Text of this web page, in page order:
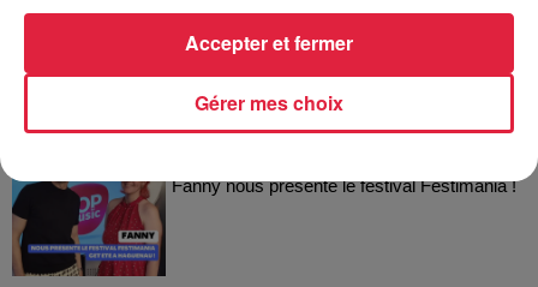
Thierry du Domaine Wunsch et Mann à
Wettolsheim !
Fanny nous présente le festival
Fanny nous présente le festival Festimania !
Gérer mes choix
Accepter et fermer